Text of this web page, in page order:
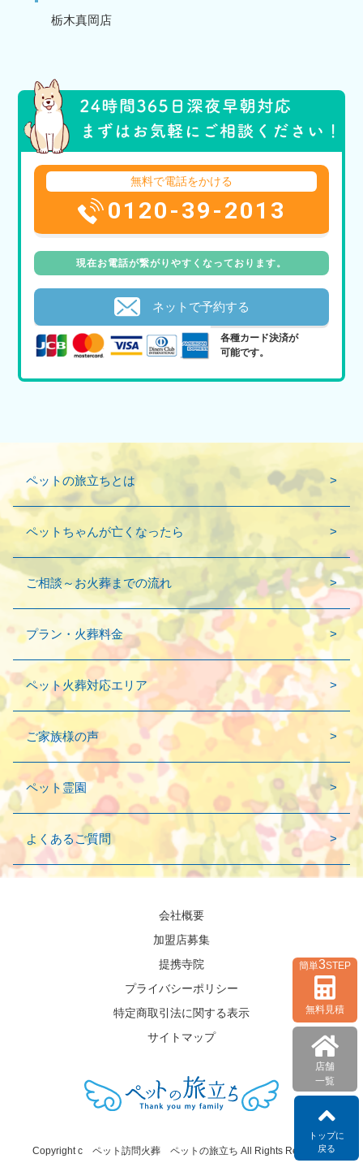
栃木真岡店
無料で電話をかける
0120-39-2013
現在お電話が繋がりやすくなっております。
ネットで予約する
各種カード決済が
可能です。
簡単3STEP
無料見積
店舗
一覧
トップに
戻る
ペットの旅立ちとは
ペットちゃんが亡くなったら
ご相談～お火葬までの流れ
プラン・火葬料金
ペット火葬対応エリア
ご家族様の声
ペット霊園
よくあるご質問
会社概要
加盟店募集
提携寺院
プライバシーポリシー
特定商取引法に関する表示
サイトマップ
Copyright c ペット訪問火葬 ペットの旅立ち All Rights Reserved.